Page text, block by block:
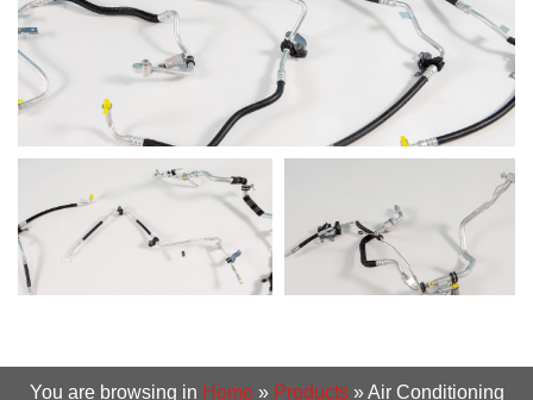
You are browsing in Home » Products»Air Conditioning